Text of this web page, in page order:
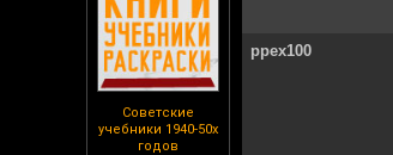
Советские
учебники 1940-50х
годов
ppex100